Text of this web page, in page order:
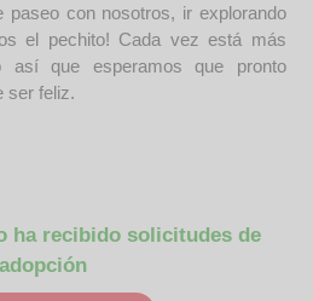
paseo con nosotros, ir explorando
el pechito! Cada vez está más
así que esperamos que pronto
ser feliz.
ha recibido solicitudes de
adopción